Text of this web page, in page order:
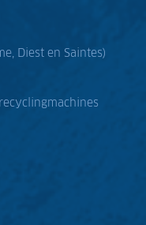
Diest en Saintes)